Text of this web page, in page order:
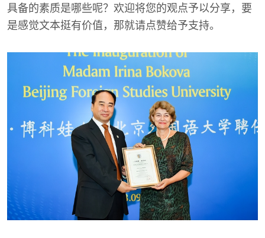
具备的素质是哪些呢？欢迎将您的观点予以分享，要
是感觉文本挺有价值，那就请点赞给予支持。